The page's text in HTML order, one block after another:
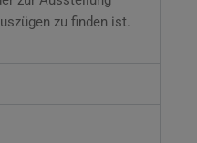
zu finden ist.